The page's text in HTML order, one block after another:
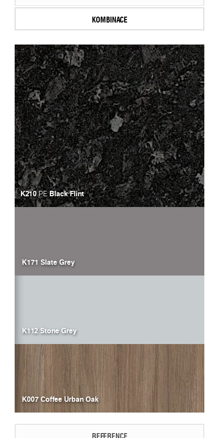
KOMBINACE
K210PEBlack Flint
K171 Slate Grey
K112 Stone Grey
K007 Coffee Urban Oak